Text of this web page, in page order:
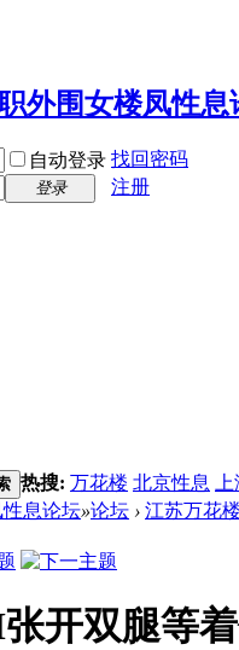
自动登录 找回密码
登录
注册
热搜: 万花楼 北京性息
息论坛»论坛 › 江苏万花
开双腿等